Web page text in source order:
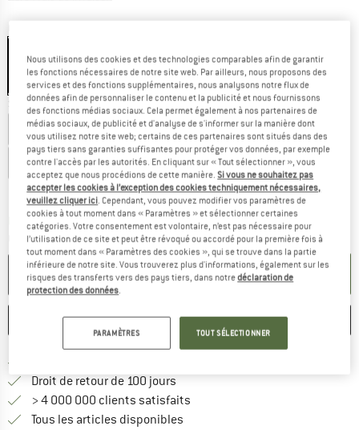
-15 %
Sélectionner taille:
EU34 EU36 EU38 EU40 EU42 EU44
EU46 EU48
Guide des tailles
Délai de livraison: 3-5 jours ouvrablesLe lien s'ouvre dans une boîte
Quantité:
AJOUTER AU PANIER
ENREGISTRER COMPARER
Droit de retour de 100 jours
> 4 000 000 clients satisfaits
Tous les articles disponibles
Nous utilisons des cookies et des technologies comparables afin de garantir
les fonctions nécessaires de notre site web. Par ailleurs, nous proposons des
services et des fonctions supplémentaires, nous analysons notre flux de
données afin de personnaliser le contenu et la publicité et nous fournissons
des fonctions médias sociaux. Cela permet également à nos partenaires de
médias sociaux, de publicité et d'analyse de s'informer sur la manière dont
vous utilisez notre site web; certains de ces partenaires sont situés dans des
pays tiers sans garanties suffisantes pour protéger vos données, par exemple
contre l'accès par les autorités. En cliquant sur « Tout sélectionner », vous
acceptez que nous procédions de cette manière.Si vous ne souhaitez pas
accepter les cookies à l’exception des cookies techniquement nécessaires,
veuillez cliquer ici. Cependant, vous pouvez modifier vos paramètres de
cookies à tout moment dans « Paramètres » et sélectionner certaines
catégories. Votre consentement est volontaire, n’est pas nécessaire pour
l’utilisation de ce site et peut être révoqué ou accordé pour la première fois à
tout moment dans « Paramètres des cookies », qui se trouve dans la partie
inférieure de notre site. Vous trouverez plus d'informations, également sur les
risques des transferts vers des pays tiers, dans notredéclaration de
protection des données.
PARAMÈTRES TOUT SÉLECTIONNER